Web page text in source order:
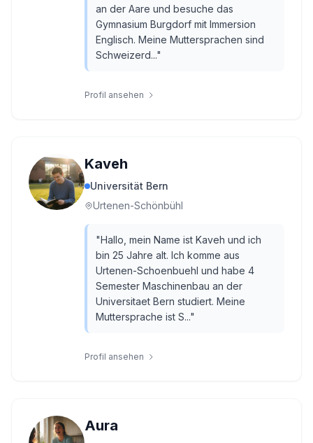
an der Aare und besuche das
Gymnasium Burgdorf mit Immersion
Englisch. Meine Muttersprachen sind
Schweizerd..."
Profil ansehen
Kaveh
Universität Bern
Urtenen-Schönbühl
"Hallo, mein Name ist Kaveh und ich
bin 25 Jahre alt. Ich komme aus
Urtenen-Schoenbuehl und habe 4
Semester Maschinenbau an der
Universitaet Bern studiert. Meine
Muttersprache ist S..."
Profil ansehen
Aura